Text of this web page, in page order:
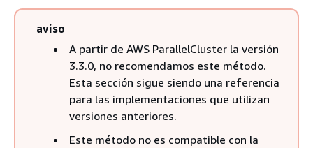
aviso
A partir de AWS ParallelCluster la versión
3.3.0, no recomendamos este método.
Esta sección sigue siendo una referencia
para las implementaciones que utilizan
versiones anteriores.
Este método no es compatible con la